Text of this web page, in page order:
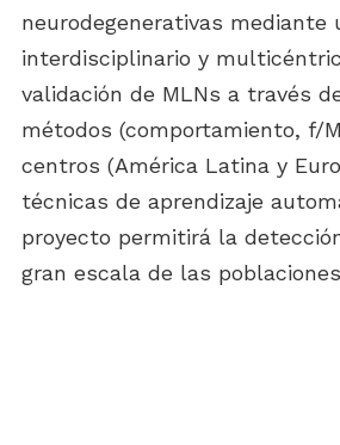
neurodegenerativas mediante
interdisciplinario y
validación de MLNs a través
métodos (comportamiento, f/
centros (América Latina y
técnicas de aprendizaje
proyecto permitirá la
gran escala de las